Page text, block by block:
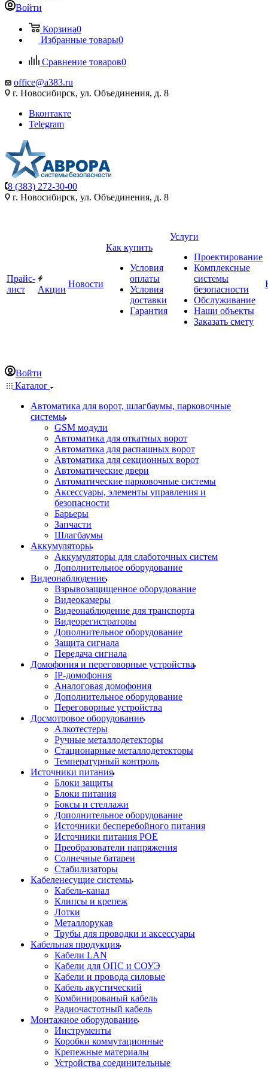
Войти
Корзина0
Избранные товары0
Сравнение товаров0
office@a383.ru
г. Новосибирск, ул. Объединения, д. 8
Вконтакте
Telegram
8 (383) 272-30-00
г. Новосибирск, ул. Объединения, д. 8
Прайс-
лист
Акции
Новости
Как купить
Условия
оплаты
Условия
доставки
Гарантия
Услуги
Проектирование
Комплексные
системы
безопасности
Обслуживание
Наши объекты
Заказать смету
Войти
Каталог
Автоматика для ворот, шлагбаумы, парковочные
системы
GSM модули
Автоматика для откатных ворот
Автоматика для распашных ворот
Автоматика для секционных ворот
Автоматические двери
Автоматические парковочные системы
Аксессуары, элементы управления и
безопасности
Барьеры
Запчасти
Шлагбаумы
Аккумуляторы
Аккумуляторы для слаботочных систем
Дополнительное оборудование
Видеонаблюдение
Взрывозащищенное оборудование
Видеокамеры
Видеонаблюдение для транспорта
Видеорегистраторы
Дополнительное оборудование
Защита сигнала
Передача сигнала
Домофония и переговорные устройства
IP-домофония
Аналоговая домофония
Дополнительное оборудование
Переговорные устройства
Досмотровое оборудование
Алкотестеры
Ручные металлодетекторы
Стационарные металлодетекторы
Температурный контроль
Источники питания
Блоки защиты
Блоки питания
Боксы и стеллажи
Дополнительное оборудование
Источники бесперебойного питания
Источники питания POE
Преобразователи напряжения
Солнечные батареи
Стабилизаторы
Кабеленесущие системы
Кабель-канал
Клипсы и крепеж
Лотки
Металлорукав
Трубы для проводки и аксессуары
Кабельная продукция
Кабели LAN
Кабели для ОПС и СОУЭ
Кабели и провода силовые
Кабель акустический
Комбинированый кабель
Радиочастотный кабель
Монтажное оборудование
Инструменты
Коробки коммутационные
Крепежные материалы
Устройства соединительные